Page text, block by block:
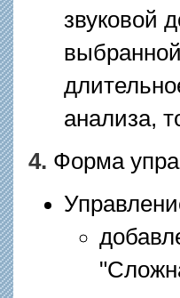
звуковой
анализа,
4. Форма